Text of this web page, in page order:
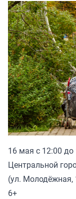
16 мая с 12:00
Центральной
(ул. Молодёжная,
6+